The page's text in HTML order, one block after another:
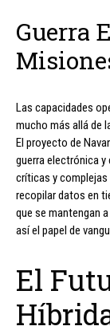
Guerra
Las capacidades
mucho más allá de
El proyecto de
guerra electrónica
críticas y complejas
recopilar datos en
que se mantengan
así el papel de
El